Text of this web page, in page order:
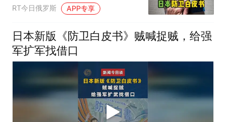
RT今日俄罗斯 APP专享
日本新版《防卫白皮书》贼喊捉贼，给强
军扩军找借口